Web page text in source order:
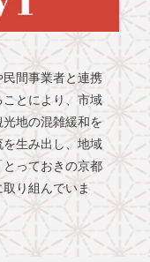
間事業者と連携
ことにより、市域
地の混雑緩和を
生み出し、地域
っておきの京都
取り組んでいま